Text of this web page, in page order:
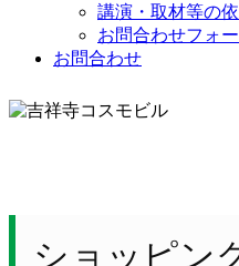
講演・取材等の
お問合わせフォ
お問合わせ
ショッピン